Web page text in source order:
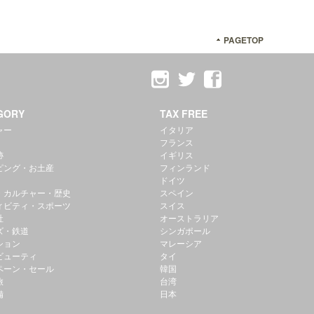
PAGETOP
ー
ング・お土産
カルチャー・歴史
ビティ・スポーツ
・鉄道
ョン
ューティ
ーン・セール
TAX FREE
イタリア
フランス
イギリス
フィンランド
ドイツ
スペイン
スイス
オーストラリア
シンガポール
マレーシア
タイ
韓国
台湾
日本